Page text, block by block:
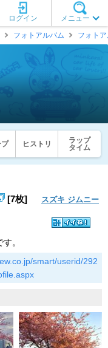
メニュー
ログイン
フォトアルバム フォト
プ ヒストリ
ラップ
タイム
[7枚] スズキ ジムニー
。
smart/userid/292